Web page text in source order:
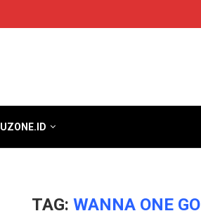
UZONE.ID
TAG: WANNA ONE GO